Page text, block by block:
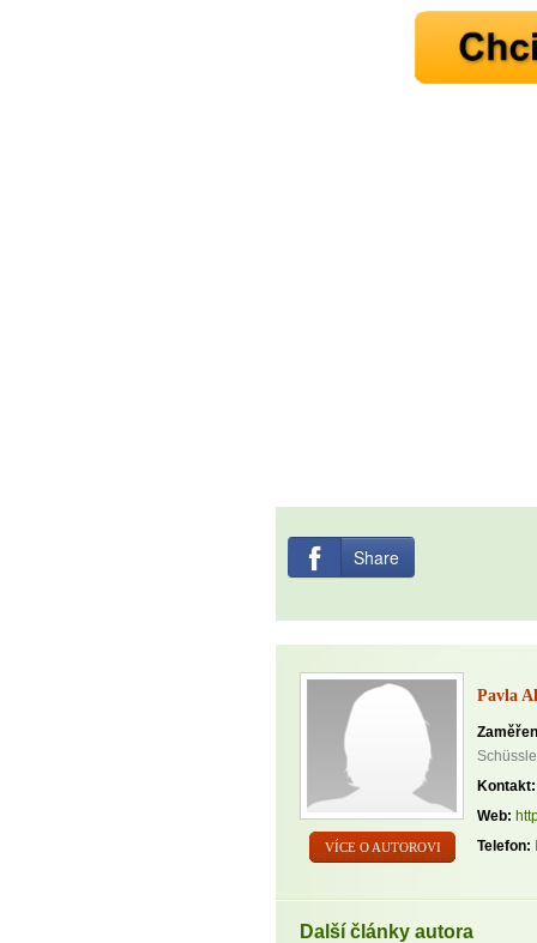
Share
VÍCE O AUTOROVI
Pavla
Kontakt:
Web:
Telefon:
Další články autora